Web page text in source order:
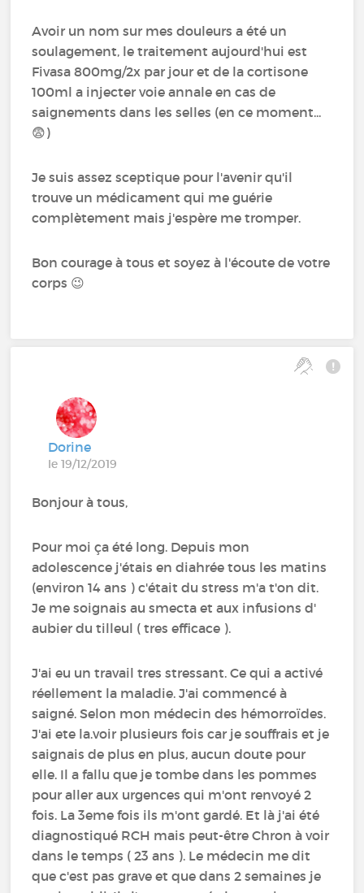
Avoir un nom sur mes douleurs a été un
soulagement, le traitement aujourd'hui est
Fivasa 800mg/2x par jour et de la cortisone
100ml a injecter voie annale en cas de
saignements dans les selles (en ce moment...
😨)
Je suis assez sceptique pour l'avenir qu'il
trouve un médicament qui me guérie
complètement mais j'espère me tromper.
Bon courage à tous et soyez à l'écoute de votre
corps 😉
Dorine
le 19/12/2019
Bonjour à tous,
Pour moi ça été long. Depuis mon
adolescence j'étais en diahrée tous les matins
(environ 14 ans ) c'était du stress m'a t'on dit.
Je me soignais au smecta et aux infusions d'
aubier du tilleul ( tres efficace ).
J'ai eu un travail tres stressant. Ce qui a activé
réellement la maladie. J'ai commencé à
saigné. Selon mon médecin des hémorroïdes.
J'ai ete la.voir plusieurs fois car je souffrais et je
saignais de plus en plus, aucun doute pour
elle. Il a fallu que je tombe dans les pommes
pour aller aux urgences qui m'ont renvoyé 2
fois. La 3eme fois ils m'ont gardé. Et là j'ai été
diagnostiqué RCH mais peut-être Chron à voir
dans le temps ( 23 ans ). Le médecin me dit
que c'est pas grave et que dans 2 semaines je